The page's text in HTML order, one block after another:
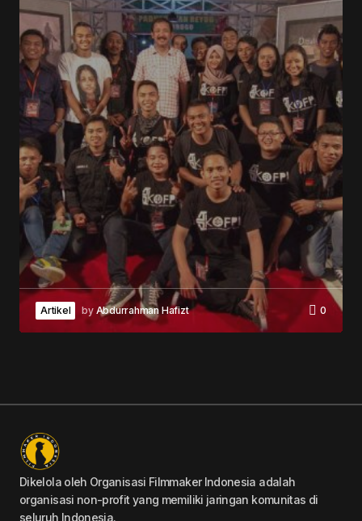
Artikel by Abdurrahman Hafizt 0
Dikelola oleh Organisasi Filmmaker Indonesia adalah
organisasi non-profit yang memiliki jaringan komunitas di
seluruh Indonesia.